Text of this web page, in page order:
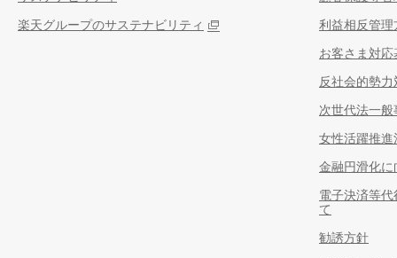
楽天グループのサステナビリティ
利益相反管理
お客さま対応
反社会的勢
次世代法一
女性活躍推
金融円滑化
電子決済等
て
勧誘方針